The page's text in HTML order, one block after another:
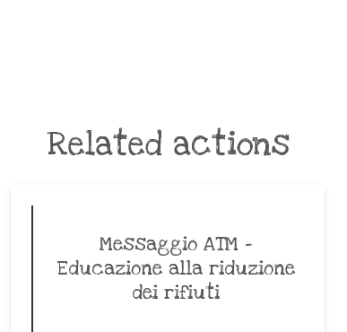
Related actions
Messaggio ATM –
Educazione alla riduzione
dei rifiuti